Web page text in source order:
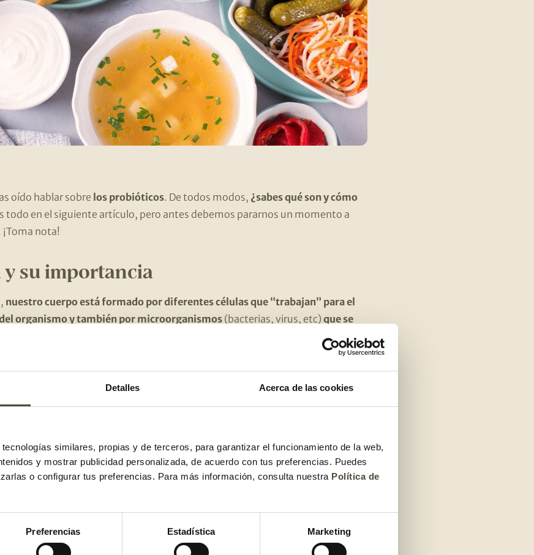
Detalles Acerca de las cookies
similares, propias y de terceros, para garantizar el funcionamiento de la web,
y mostrar publicidad personalizada, de acuerdo con tus preferencias. Puedes
o configurar tus preferencias. Para más información, consulta nuestra Política de
Preferencias Estadística Marketing
oído hablar sobre los probióticos. De todos modos, ¿sabes qué son y cómo
todo en el siguiente artículo, pero antes debemos pararnos un momento a
nota!
su importancia
nuestro cuerpo está formado por diferentes células que “trabajan” para el
organismo y también por microorganismos (bacterias, virus, etc) que se
nos protege de la entrada de posibles virus o nos
alimentos
todo lo que debes saber
nuestra microbiota intestinal